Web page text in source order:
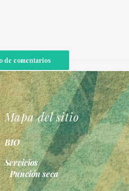
de comentarios
Mapa del sitio
BIO
Servicios
Punción seca